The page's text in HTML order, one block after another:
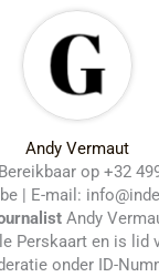
Andy Vermaut
op +32
| E-mail:
Andy
Perskaart en is lid
onder ID-